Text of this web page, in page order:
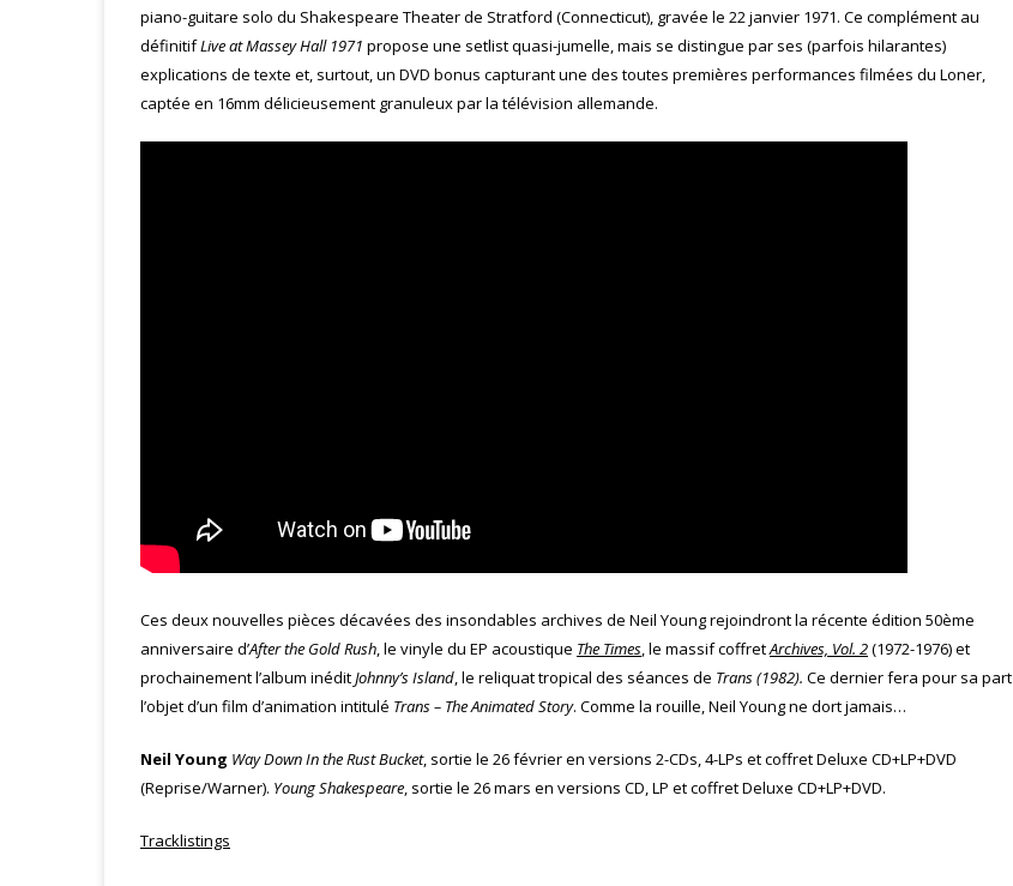
piano-guitare solo du Shakespeare Theater de Stratford (Connecticut), gravée le 22 janvier 1971. Ce complément au
définitifLive at Massey Hall 1971 propose une setlist quasi-jumelle, mais se distingue par ses (parfois hilarantes)
explications de texte et, surtout, un DVD bonus capturant une des toutes premières performances filmées du Loner,
captée en 16mm délicieusement granuleux par la télévision allemande.
Ces deux nouvelles pièces décavées des insondables archives de Neil Young rejoindront la récente édition 50ème
anniversaire d’After the Gold Rush, le vinyle du EP acoustique The Times, le massif coffretArchives, Vol. 2(1972-1976) et
prochainement l’album inéditJohnny’s Island, le reliquat tropical des séances de Trans (1982). Ce dernier fera pour sa part
l’objet d’un film d’animation intitulé Trans – The Animated Story. Comme la rouille, Neil Young ne dort jamais…
Neil Young Way Down In the Rust Bucket, sortie le 26 février en versions 2-CDs, 4-LPs et coffret Deluxe CD+LP+DVD
(Reprise/Warner). Young Shakespeare, sortie le 26 mars en versions CD, LP et coffret Deluxe CD+LP+DVD.
Tracklistings